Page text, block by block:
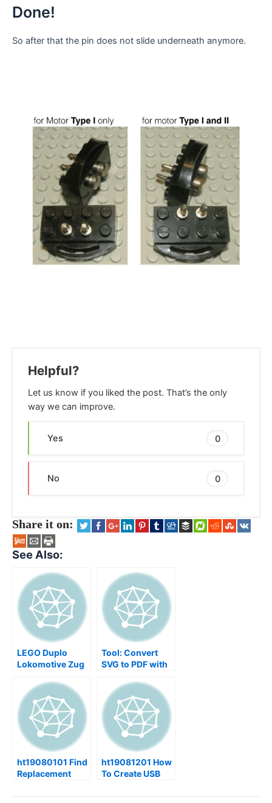
Done!
So after that the pin does not slide underneath anymore.
Helpful?
Let us know if you liked the post. That’s the only
way we can improve.
Yes 0
No 0
Share it on:
See Also:
LEGO Duplo
Lokomotive Zug
Tool: Convert
SVG to PDF with
ht19080101 Find
Replacement
product recalls
ht19081201 How
To Create USB
Mac